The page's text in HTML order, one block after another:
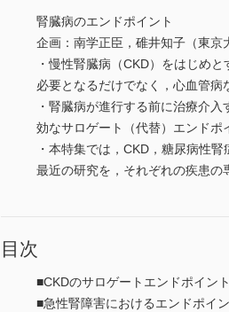
腎臓病のエンドポイント
企画：南学正臣，碓井知子（東京
・慢性腎臓病（CKD）をはじめ
必要となるだけでなく，心血管病
・腎臓病が進行する前に治療介
効なサロゲート（代替）エンドポ
・本特集では，CKD，糖尿病性
最近の研究を，それぞれの疾患の
目次
■CKDのサロゲートエンドポイ
■急性腎障害におけるエンドポイ